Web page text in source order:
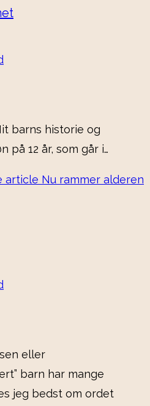
barns historie og
på 12 år, som går i…
eller
barn har mange
jeg bedst om ordet